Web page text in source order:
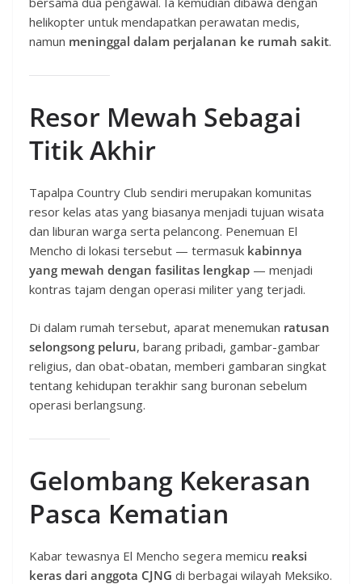
helikopter untuk mendapatkan perawatan medis,
namun meninggal dalam perjalanan ke rumah sakit.
Resor Mewah Sebagai
Titik Akhir
Tapalpa Country Club sendiri merupakan komunitas
resor kelas atas yang biasanya menjadi tujuan wisata
dan liburan warga serta pelancong. Penemuan El
Mencho di lokasi tersebut — termasuk kabinnya
yang mewah dengan fasilitas lengkap — menjadi
kontras tajam dengan operasi militer yang terjadi.
Di dalam rumah tersebut, aparat menemukan ratusan
selongsong peluru, barang pribadi, gambar-gambar
religius, dan obat-obatan, memberi gambaran singkat
tentang kehidupan terakhir sang buronan sebelum
operasi berlangsung.
Gelombang Kekerasan
Pasca Kematian
Kabar tewasnya El Mencho segera memicu reaksi
keras dari anggota CJNG di berbagai wilayah Meksiko.